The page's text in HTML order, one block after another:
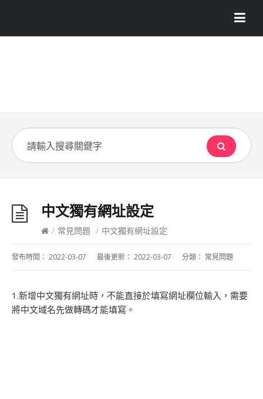
中文獨有網址設定
/ 常見問題 / 中文獨有網址設定
發布時間： 2022-03-07 最後更新： 2022-03-07 分類： 常見問題
1.新增中文獨有網址時，不能直接於填寫網址欄位輸入，需要
將中文域名先做轉碼才能填寫。